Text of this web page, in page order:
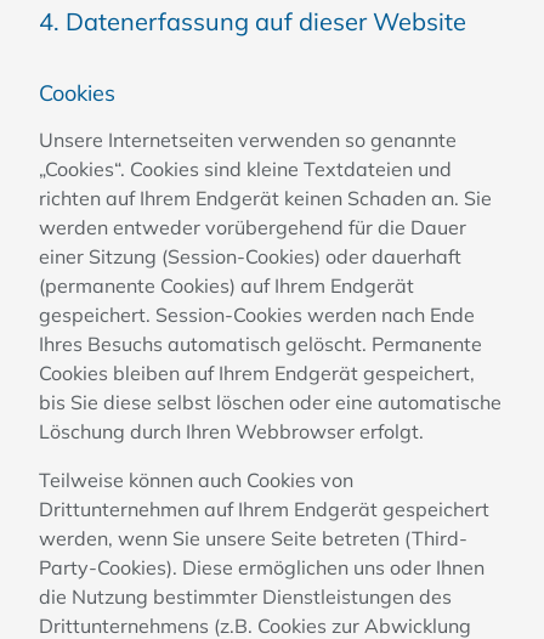
4. Datenerfassung auf dieser Website
Cookies
Unsere Internetseiten verwenden so genannte
„Cookies“. Cookies sind kleine Textdateien und
richten auf Ihrem Endgerät keinen Schaden an. Sie
werden entweder vorübergehend für die Dauer
einer Sitzung (Session-Cookies) oder dauerhaft
(permanente Cookies) auf Ihrem Endgerät
gespeichert. Session-Cookies werden nach Ende
Ihres Besuchs automatisch gelöscht. Permanente
Cookies bleiben auf Ihrem Endgerät gespeichert,
bis Sie diese selbst löschen oder eine automatische
Löschung durch Ihren Webbrowser erfolgt.
Teilweise können auch Cookies von
Drittunternehmen auf Ihrem Endgerät gespeichert
werden, wenn Sie unsere Seite betreten (Third-
Party-Cookies). Diese ermöglichen uns oder Ihnen
die Nutzung bestimmter Dienstleistungen des
Drittunternehmens (z.B. Cookies zur Abwicklung